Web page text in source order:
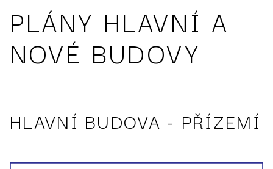
PLÁNY HLAVNÍ A
NOVÉ BUDOVY
HLAVNÍ BUDOVA - PŘÍZEMÍ